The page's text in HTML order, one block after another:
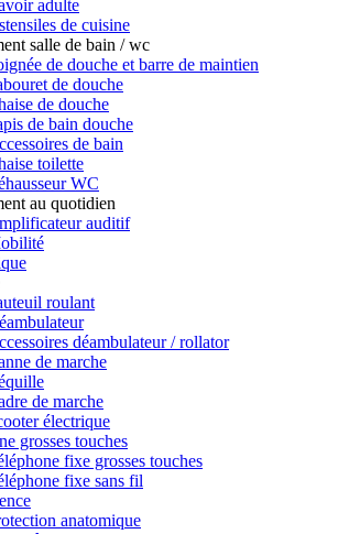
adulte
de cuisine
salle de bain / wc
de douche et barre de maintien
de douche
de douche
de bain douche
de bain
toilette
WC
au quotidien
auditif
roulant
déambulateur / rollator
de marche
de marche
électrique
grosses touches
fixe grosses touches
fixe sans fil
anatomique